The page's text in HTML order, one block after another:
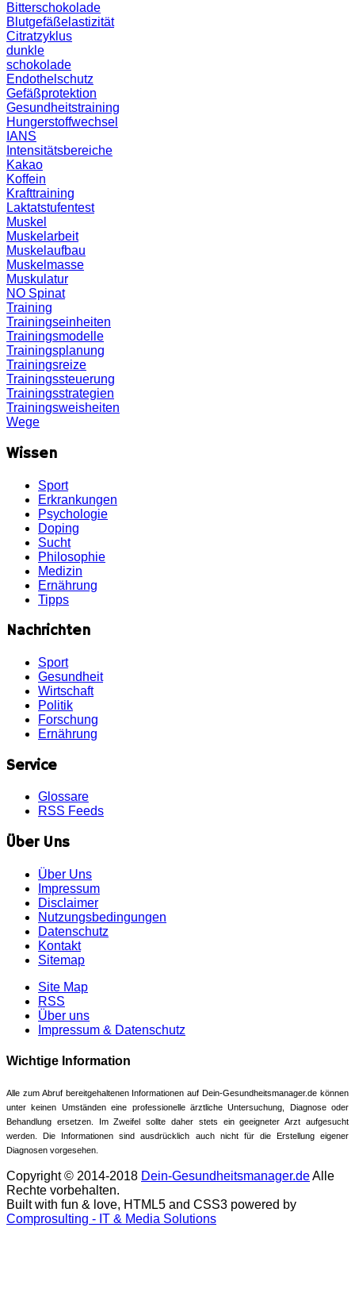
Bitterschokolade
Blutgefäßelastizität
Citratzyklus
dunkle
schokolade
Endothelschutz
Gefäßprotektion
Gesundheitstraining
Hungerstoffwechsel
IANS
Intensitätsbereiche
Kakao
Koffein
Krafttraining
Laktatstufentest
Muskel
Muskelarbeit
Muskelaufbau
Muskelmasse
Muskulatur
NO Spinat
Training
Trainingseinheiten
Trainingsmodelle
Trainingsplanung
Trainingsreize
Trainingssteuerung
Trainingsstrategien
Trainingsweisheiten
Wege
Wissen
Sport
Erkrankungen
Psychologie
Doping
Sucht
Philosophie
Medizin
Ernährung
Tipps
Nachrichten
Sport
Gesundheit
Wirtschaft
Politik
Forschung
Ernährung
Service
Glossare
RSS Feeds
Über Uns
Über Uns
Impressum
Disclaimer
Nutzungsbedingungen
Datenschutz
Kontakt
Sitemap
Site Map
RSS
Über uns
Impressum & Datenschutz
Wichtige Information
Alle zum Abruf bereitgehaltenen Informationen auf Dein-Gesundheitsmanager.de können
unter keinen Umständen eine professionelle ärztliche Untersuchung, Diagnose oder
Behandlung ersetzen. Im Zweifel sollte daher stets ein geeigneter Arzt aufgesucht
werden. Die Informationen sind ausdrücklich auch nicht für die Erstellung eigener
Diagnosen vorgesehen.
Copyright © 2014-2018 Dein-Gesundheitsmanager.deAlle
Rechte vorbehalten.
Built with fun & love, HTML5 and CSS3 powered by
Comprosulting - IT & Media Solutions